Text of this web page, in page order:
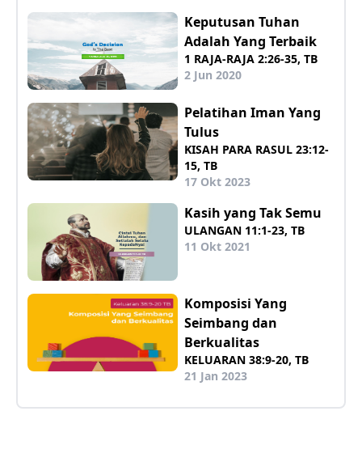
Keputusan Tuhan
Adalah Yang Terbaik
1 RAJA-RAJA 2:26-35, TB
2 Jun 2020
Pelatihan Iman Yang
Tulus
KISAH PARA RASUL 23:12-
15, TB
17 Okt 2023
Kasih yang Tak Semu
ULANGAN 11:1-23, TB
11 Okt 2021
Komposisi Yang
Seimbang dan
Berkualitas
KELUARAN 38:9-20, TB
21 Jan 2023